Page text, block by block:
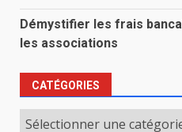
Démystifier les frais
les associations
CATÉGORIES
Catégories